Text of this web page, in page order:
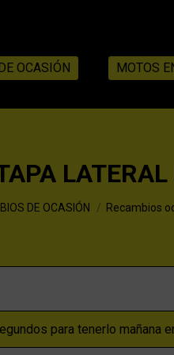
OCASIÓN MOTOS
DE OCASIÓN Recambios
para tenerlo mañana